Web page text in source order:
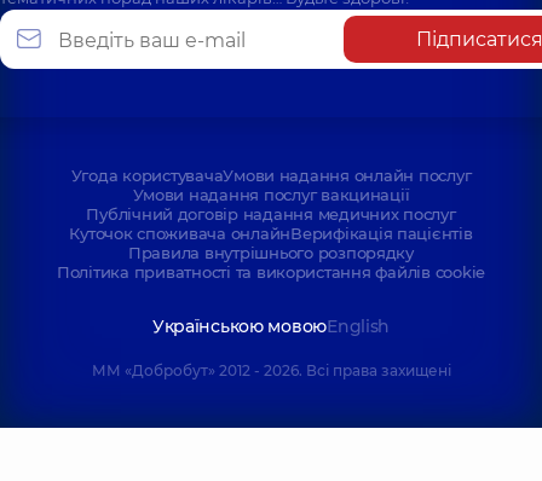
Підписатися
Угода користувачаУмови надання онлайн послуг
Умови надання послуг вакцинації
Публічний договір надання медичних послуг
Куточок споживача онлайнВерифікація пацієнтів
Правила внутрішнього розпорядку
Політика приватності та використання файлів cookie
Українською мовоюEnglish
ММ «Добробут» 2012 - 2026. Всі права захищені